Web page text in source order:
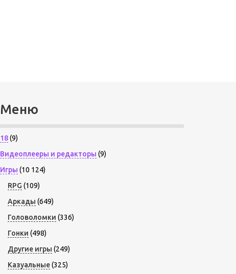
Меню
18(9)
Видеоплееры и редакторы (9)
Игры (10 124)
RPG (109)
Аркады (649)
Головоломки (336)
Гонки (498)
Другие игры (249)
Казуальные(325)